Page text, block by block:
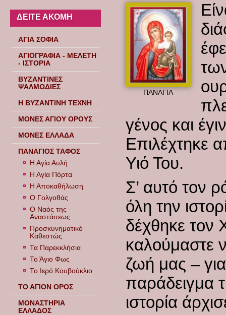
ΔΕΙΤΕ ΑΚΟΜΗ
ΑΓΙΑ ΣΟΦΙΑ
ΑΓΙΟΓΡΑΦΙΑ - ΜΕΛΕΤΗ
- ΙΣΤΟΡΙΑ
ΒΥΖΑΝΤΙΝΕΣ
ΨΑΛΜΩΔΙΕΣ
Η ΒΥΖΑΝΤΙΝΗ ΤΕΧΝΗ
ΜΟΝΕΣ ΑΓΙΟΥ ΟΡΟΥΣ
ΜΟΝΕΣ ΕΛΛΑΔΑ
ΠΑΝΑΓΙΟΣ ΤΑΦΟΣ
Η Αγία Αυλή
Η Αγία Πόρτα
Η Αποκαθήλωση
Ο Γολγοθάς
Ο Ναός της
Αναστάσεως
Προσκυνηματικό
Καθεστώς
Τα Παρεκκλήσια
Το Άγιο Φως
Το Ιερό Κουβούκλιο
ΤΟ ΑΓΙΟΝ ΟΡΟΣ
ΜΟΝΑΣΤΗΡΙΑ
ΕΛΛΑΔΟΣ
ΠΑΝΑΓΙΑ
γένος και
Επιλέχτηκε
Υιό Του.
Σ’ αυτό τον
όλη την
δέχθηκε τον
καλούμαστε
ζωή μας –
παράδειγμα
ιστορία